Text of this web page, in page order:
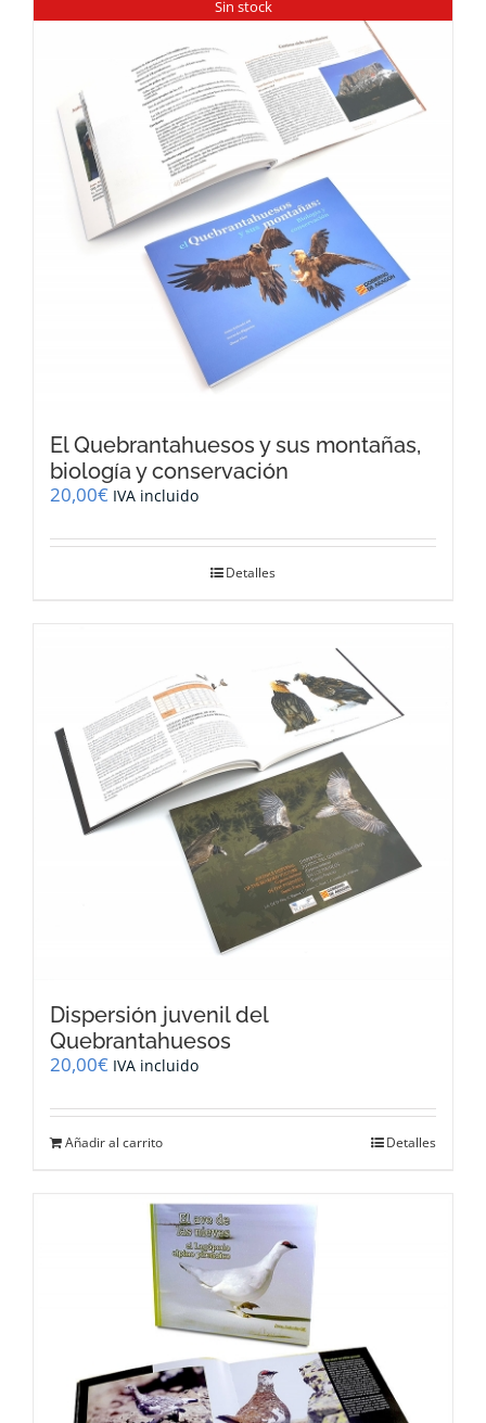
Sin stock
El Quebrantahuesos y sus montañas,
biología y conservación
20,00€ IVA incluido
Detalles
Dispersión juvenil del
Quebrantahuesos
20,00€ IVA incluido
Añadir al carrito Detalles